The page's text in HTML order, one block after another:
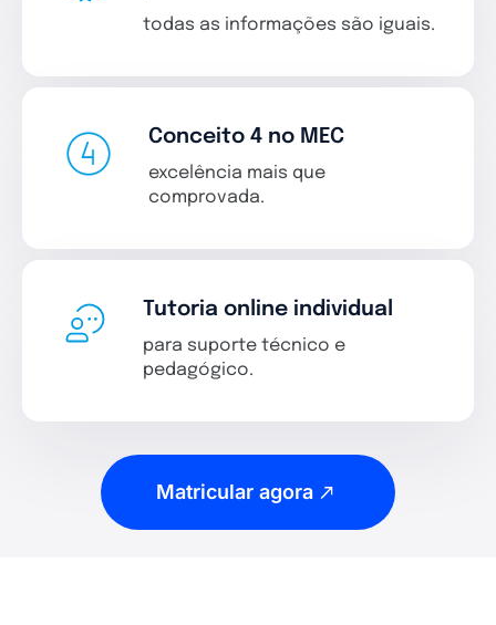
todas as informações são iguais.
Conceito 4 no MEC
excelência mais que
comprovada.
Tutoria online individual
para suporte técnico e
pedagógico.
Matricular agora